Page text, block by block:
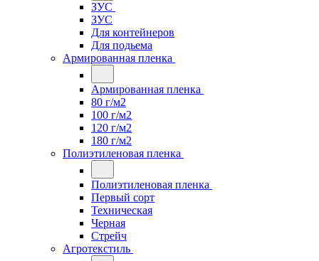
ЗУС
ЗУС
Для контейнеров
Для подьема
Армированная пленка
Армированная пленка
80 г/м2
100 г/м2
120 г/м2
180 г/м2
Полиэтиленовая пленка
Полиэтиленовая пленка
Первый сорт
Техническая
Черная
Стрейч
Агротекстиль